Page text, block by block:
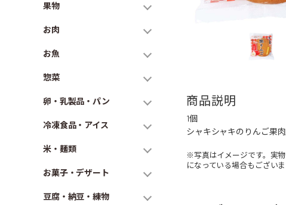
果物
お肉
お魚
惣菜
卵・乳製品・パン
冷凍食品・アイス
米・麺類
お菓子・デザート
豆腐・納豆・練物
商品説明
1個
シャキシャキのりんご果
※写真はイメージです。実
になっている場合もござい